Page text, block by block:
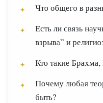
Что общего в
Есть ли связь
взрыва” и
Кто такие
Почему любая
быть?